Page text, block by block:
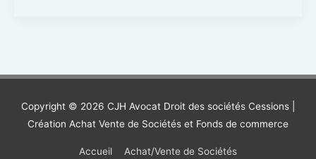
pourquoi
votre
assemblée
Copyright © 2026 CJH Avocat Droit des sociétés Cessions
Création Achat Vente de Sociétés et Fonds de commerce
Accueil Achat/Vente de Sociétés